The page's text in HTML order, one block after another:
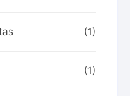
(1)
(1)